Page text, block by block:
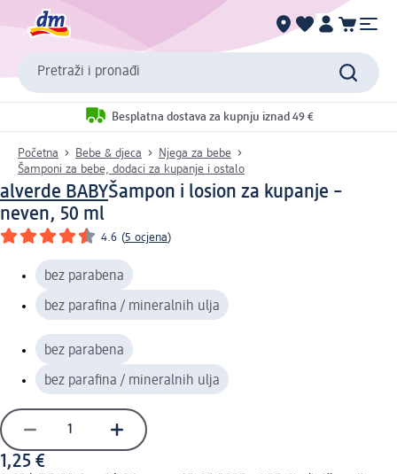
Pretraži i pronađi
Besplatna dostava za kupnju iznad 49 €
Početna Bebe & djeca
Njega za bebe
Šamponi za bebe, dodaci za kupanje i ostalo
alverde BABYŠampon i losion za kupanje –
neven, 50 ml
4.6 (5 ocjena)
bez parabena
bez parafina / mineralnih ulja
bez parabena
bez parafina / mineralnih ulja
1,25 €